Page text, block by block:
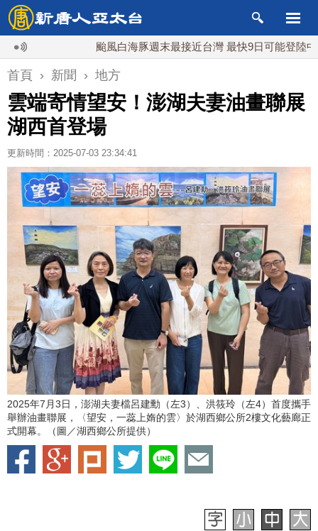
颱風白海豚週末最接近台灣 最快9日可能登陸中國 台灣
首頁 › 新聞 › 地方
雲端寄情望安！澎湖夫妻油畫聯展
湖西首登場
更新時間：2025-07-03 23:34:41
2025年7月3日，澎湖夫妻檔呂建勳（左3）、洪筱玲（左4）首度攜手
舉辦油畫聯展，〈望安，一蕊上媠的雲〉於湖西鄉公所2樓文化藝廊正
式開幕。（圖／湖西鄉公所提供）